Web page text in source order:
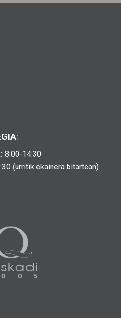
8:00-14:30
(urritik ekainera bitartean)